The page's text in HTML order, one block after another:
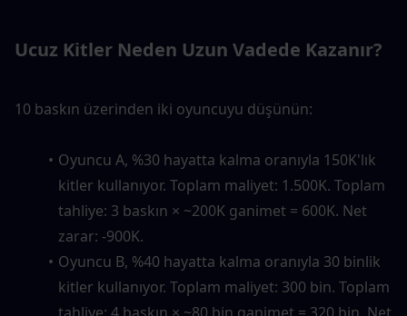
Ucuz Kitler Neden Uzun Vadede Kazanır?
10 baskın üzerinden iki oyuncuyu düşünün:
Oyuncu A, %30 hayatta kalma oranıyla 150K'lık
kitler kullanıyor. Toplam maliyet: 1.500K. Toplam
tahliye: 3 baskın × ~200K ganimet = 600K. Net
zarar: -900K.
Oyuncu B, %40 hayatta kalma oranıyla 30 binlik
kitler kullanıyor. Toplam maliyet: 300 bin. Toplam